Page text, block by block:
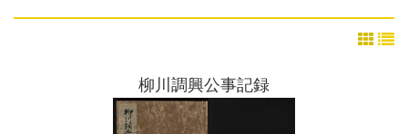
柳川調興公事記録